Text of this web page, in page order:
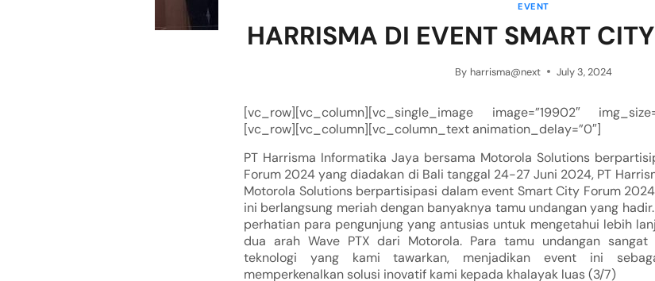
EVENT
HARRISMA DI EVENT SMART
By harrisma@next July 3, 2024
[vc_row][vc_column][vc_single_image image=”19902″
[vc_row][vc_column][vc_column_text animation_delay=”0″]
PT Harrisma Informatika Jaya bersama Motorola Solutions
Forum 2024 yang diadakan di Bali tanggal 24-27 Juni 2024, PT
Motorola Solutions berpartisipasi dalam event Smart City Forum
ini berlangsung meriah dengan banyaknya tamu undangan yang
perhatian para pengunjung yang antusias untuk mengetahui lebih
dua arah Wave PTX dari Motorola. Para tamu undangan sangat
teknologi yang kami tawarkan, menjadikan event ini
memperkenalkan solusi inovatif kami kepada khalayak luas (3/7)